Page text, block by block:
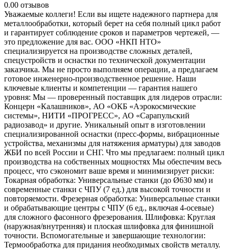
0.00 отзывов
Уважаемые коллеги! Если вы ищете надежного партнера для
металлообработки, который берет на себя полный цикл работ
и гарантирует соблюдение сроков и параметров чертежей, —
это предложение для вас. ООО «НКП НТО»
специализируется на производстве сложных деталей,
спецустройств и оснастки по технической документации
заказчика. Мы не просто выполняем операции, а предлагаем
готовое инженерно-производственное решение. Наши
ключевые клиенты и компетенции — гарантия нашего
уровня: Мы — проверенный поставщик для лидеров отрасли:
Концерн «Калашников», АО «ОКБ «Аэрокосмические
системы», НИТИ «ПРОГРЕСС», АО «Сарапульский
радиозавод» и другие. Уникальный опыт в изготовлении
специализированной оснастки (пресс-формы, вибрационные
устройства, механизмы для натяжения арматуры) для заводов
ЖБИ по всей России и СНГ. Что мы предлагаем: полный цикл
производства на собственных мощностях Мы обеспечим весь
процесс, что сэкономит ваше время и минимизирует риски:
Токарная обработка: Универсальные станки (до Ø630 мм) и
современные станки с ЧПУ (7 ед.) для высокой точности и
повторяемости. Фрезерная обработка: Универсальные станки
и обрабатывающие центры с ЧПУ (6 ед., включая 4-осевые)
для сложного фасонного фрезерования. Шлифовка: Круглая
(наружная/внутренняя) и плоская шлифовка для финишной
точности. Вспомогательные и завершающие технологии:
Термообработка для придания необходимых свойств металлу.